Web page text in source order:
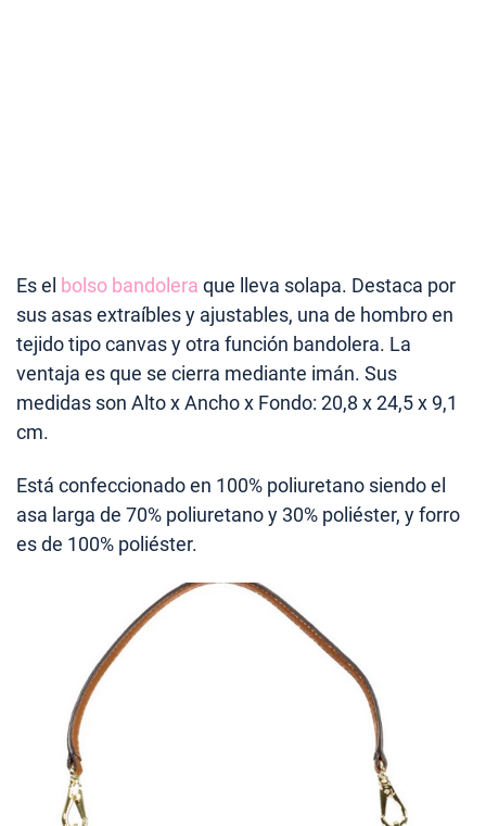
Es el bolso bandolera que lleva solapa. Destaca por
sus asas extraíbles y ajustables, una de hombro en
tejido tipo canvas y otra función bandolera. La
ventaja es que se cierra mediante imán. Sus
medidas son Alto x Ancho x Fondo: 20,8 x 24,5 x 9,1
cm.
Está confeccionado en 100% poliuretano siendo el
asa larga de 70% poliuretano y 30% poliéster, y forro
es de 100% poliéster.